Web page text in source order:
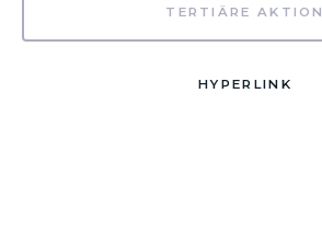
TERTIÄRE AKTION
HYPERLINK